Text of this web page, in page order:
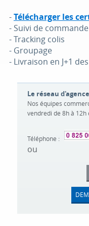
-Télécharger les
- Suivi de commande
- Tracking colis
- Groupage
- Livraison en J+1
Le réseau
Nos équipes
vendredi de 8h à 12h
Téléphone :
ou